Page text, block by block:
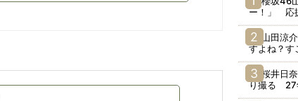
ー！」 応
山田涼介
すよね？す
桜井日奈
り撮る 27